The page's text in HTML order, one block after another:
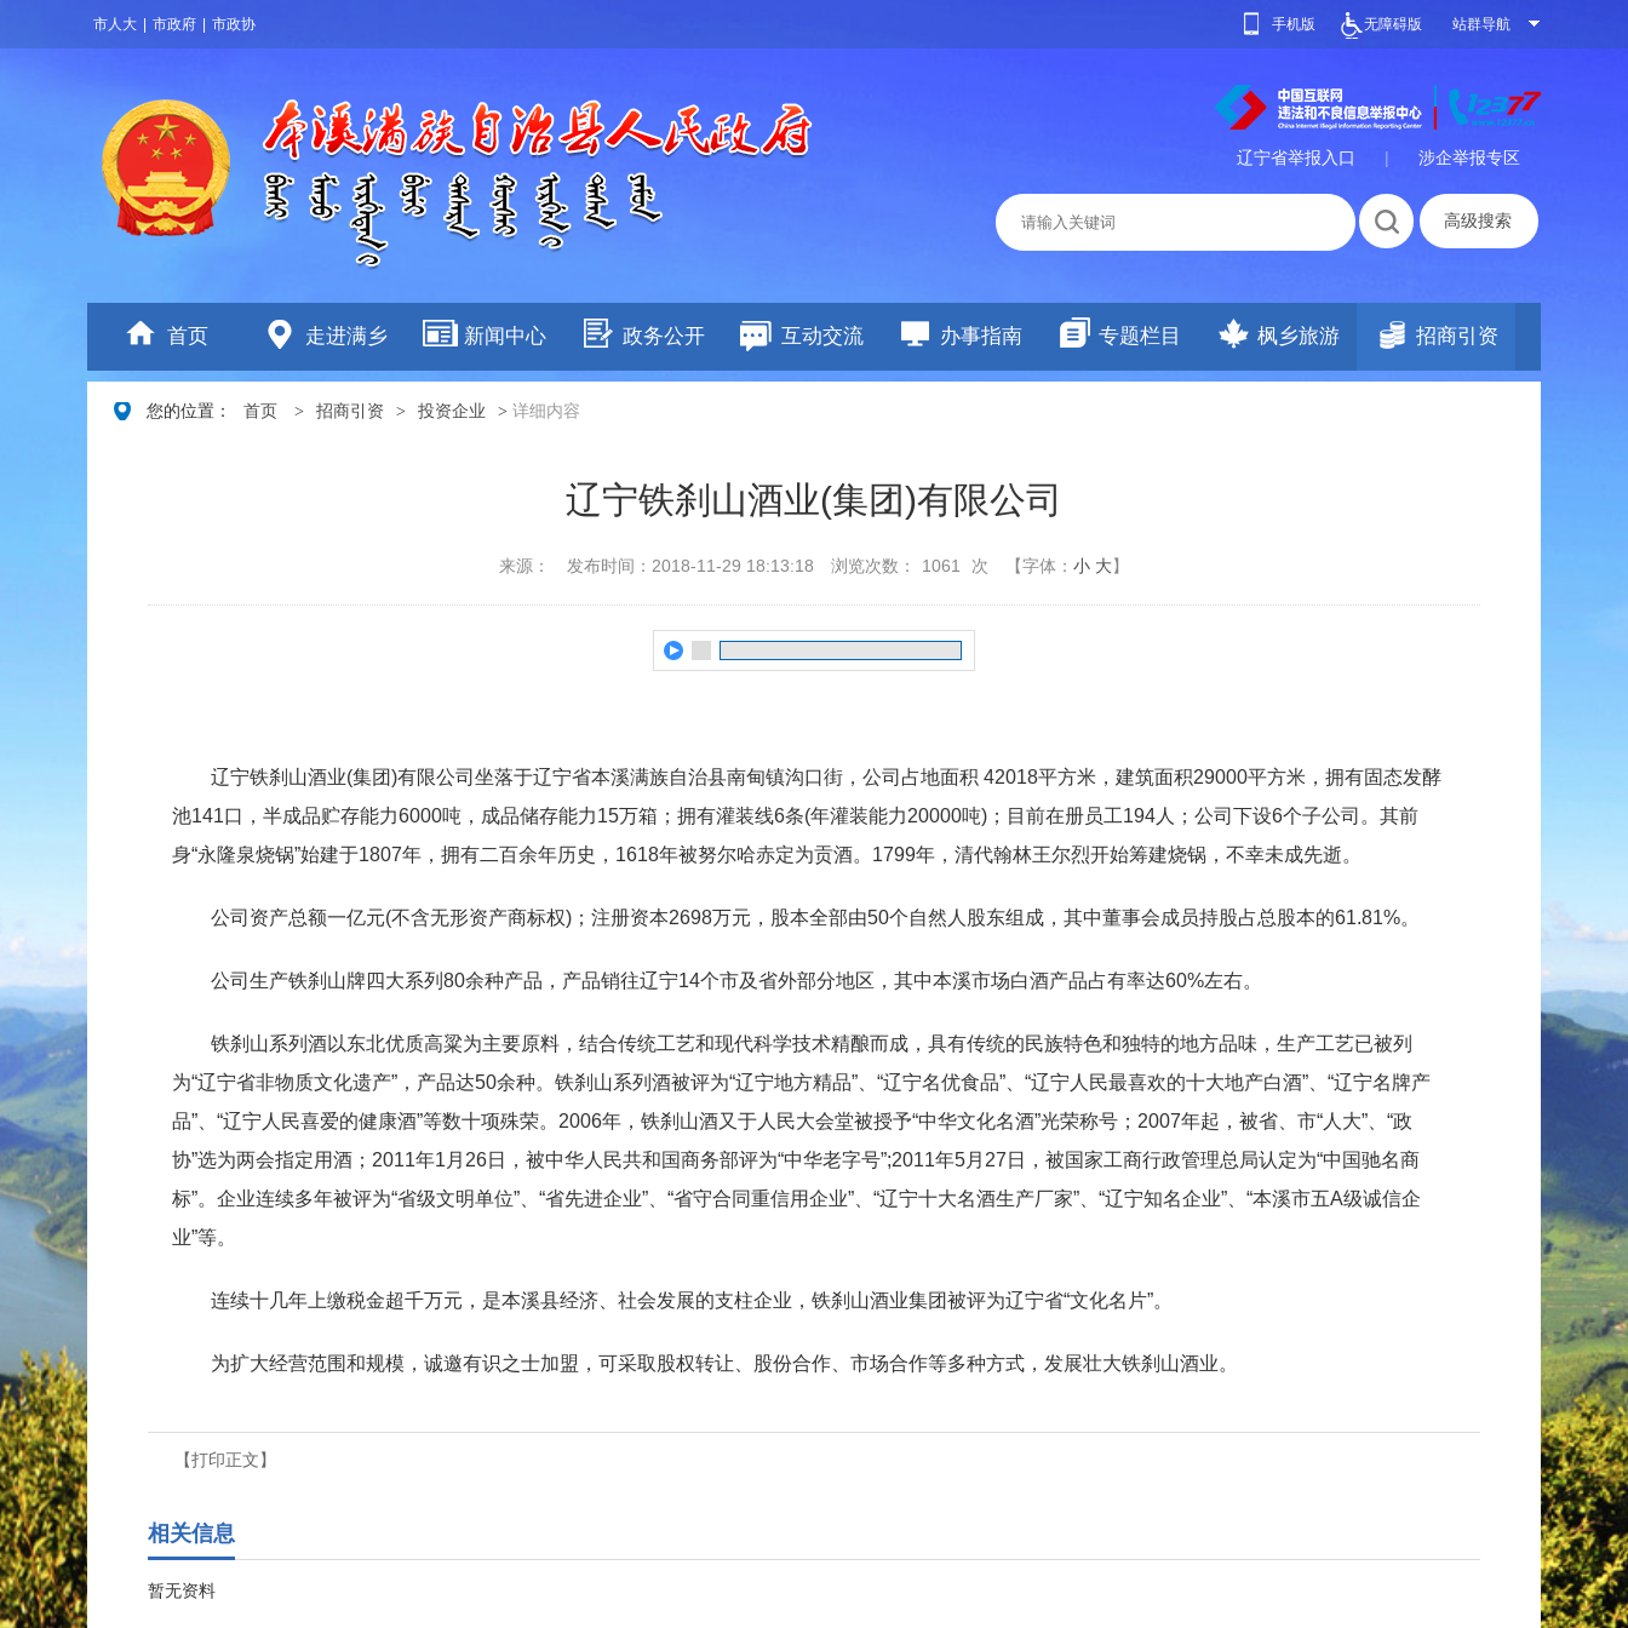
市人大 市政府 市政协 站群导航
手机版 无障碍版
辽宁省举报入口 | 涉企举报专区
高级搜索
首页 走进满乡 新闻中心 政务公开 互动交流 办事指南 专题栏目 枫乡旅游 招商引资
您的位置： 首页 > 招商引资 > 投资企业 > 详细内容
辽宁铁刹山酒业(集团)有限公司
来源： 发布时间：2018-11-29 18:13:18 浏览次数： 1061 次 【字体： 小 大】
辽宁铁刹山酒业(集团)有限公司坐落于辽宁省本溪满族自治县南甸镇沟口街，公司占地面积 42018平方米，建筑面积29000平方米，拥有固态发酵
池141口，半成品贮存能力6000吨，成品储存能力15万箱；拥有灌装线6条(年灌装能力20000吨)；目前在册员工194人；公司下设6个子公司。其前
身“永隆泉烧锅”始建于1807年，拥有二百余年历史，1618年被努尔哈赤定为贡酒。1799年，清代翰林王尔烈开始筹建烧锅，不幸未成先逝。
公司资产总额一亿元(不含无形资产商标权)；注册资本2698万元，股本全部由50个自然人股东组成，其中董事会成员持股占总股本的61.81%。
公司生产铁刹山牌四大系列80余种产品，产品销往辽宁14个市及省外部分地区，其中本溪市场白酒产品占有率达60%左右。
铁刹山系列酒以东北优质高粱为主要原料，结合传统工艺和现代科学技术精酿而成，具有传统的民族特色和独特的地方品味，生产工艺已被列
为“辽宁省非物质文化遗产”，产品达50余种。铁刹山系列酒被评为“辽宁地方精品”、“辽宁名优食品”、“辽宁人民最喜欢的十大地产白酒”、“辽宁名牌产
品”、“辽宁人民喜爱的健康酒”等数十项殊荣。2006年，铁刹山酒又于人民大会堂被授予“中华文化名酒”光荣称号；2007年起，被省、市“人大”、“政
协”选为两会指定用酒；2011年1月26日，被中华人民共和国商务部评为“中华老字号”;2011年5月27日，被国家工商行政管理总局认定为“中国驰名商
标”。企业连续多年被评为“省级文明单位”、“省先进企业”、“省守合同重信用企业”、“辽宁十大名酒生产厂家”、“辽宁知名企业”、“本溪市五A级诚信企
业”等。
连续十几年上缴税金超千万元，是本溪县经济、社会发展的支柱企业，铁刹山酒业集团被评为辽宁省“文化名片”。
为扩大经营范围和规模，诚邀有识之士加盟，可采取股权转让、股份合作、市场合作等多种方式，发展壮大铁刹山酒业。
【打印正文】
相关信息
暂无资料